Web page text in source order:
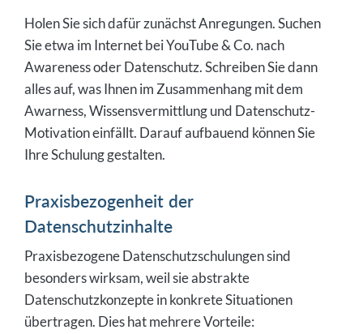
Holen Sie sich dafür zunächst Anregungen. Suchen
Sie etwa im Internet bei YouTube & Co. nach
Awareness oder Datenschutz. Schreiben Sie dann
alles auf, was Ihnen im Zusammenhang mit dem
Awarness, Wissensvermittlung und Datenschutz-
Motivation einfällt. Darauf aufbauend können Sie
Ihre Schulung gestalten.
Praxisbezogenheit der
Datenschutzinhalte
Praxisbezogene Datenschutzschulungen sind
besonders wirksam, weil sie abstrakte
Datenschutzkonzepte in konkrete Situationen
übertragen. Dies hat mehrere Vorteile: